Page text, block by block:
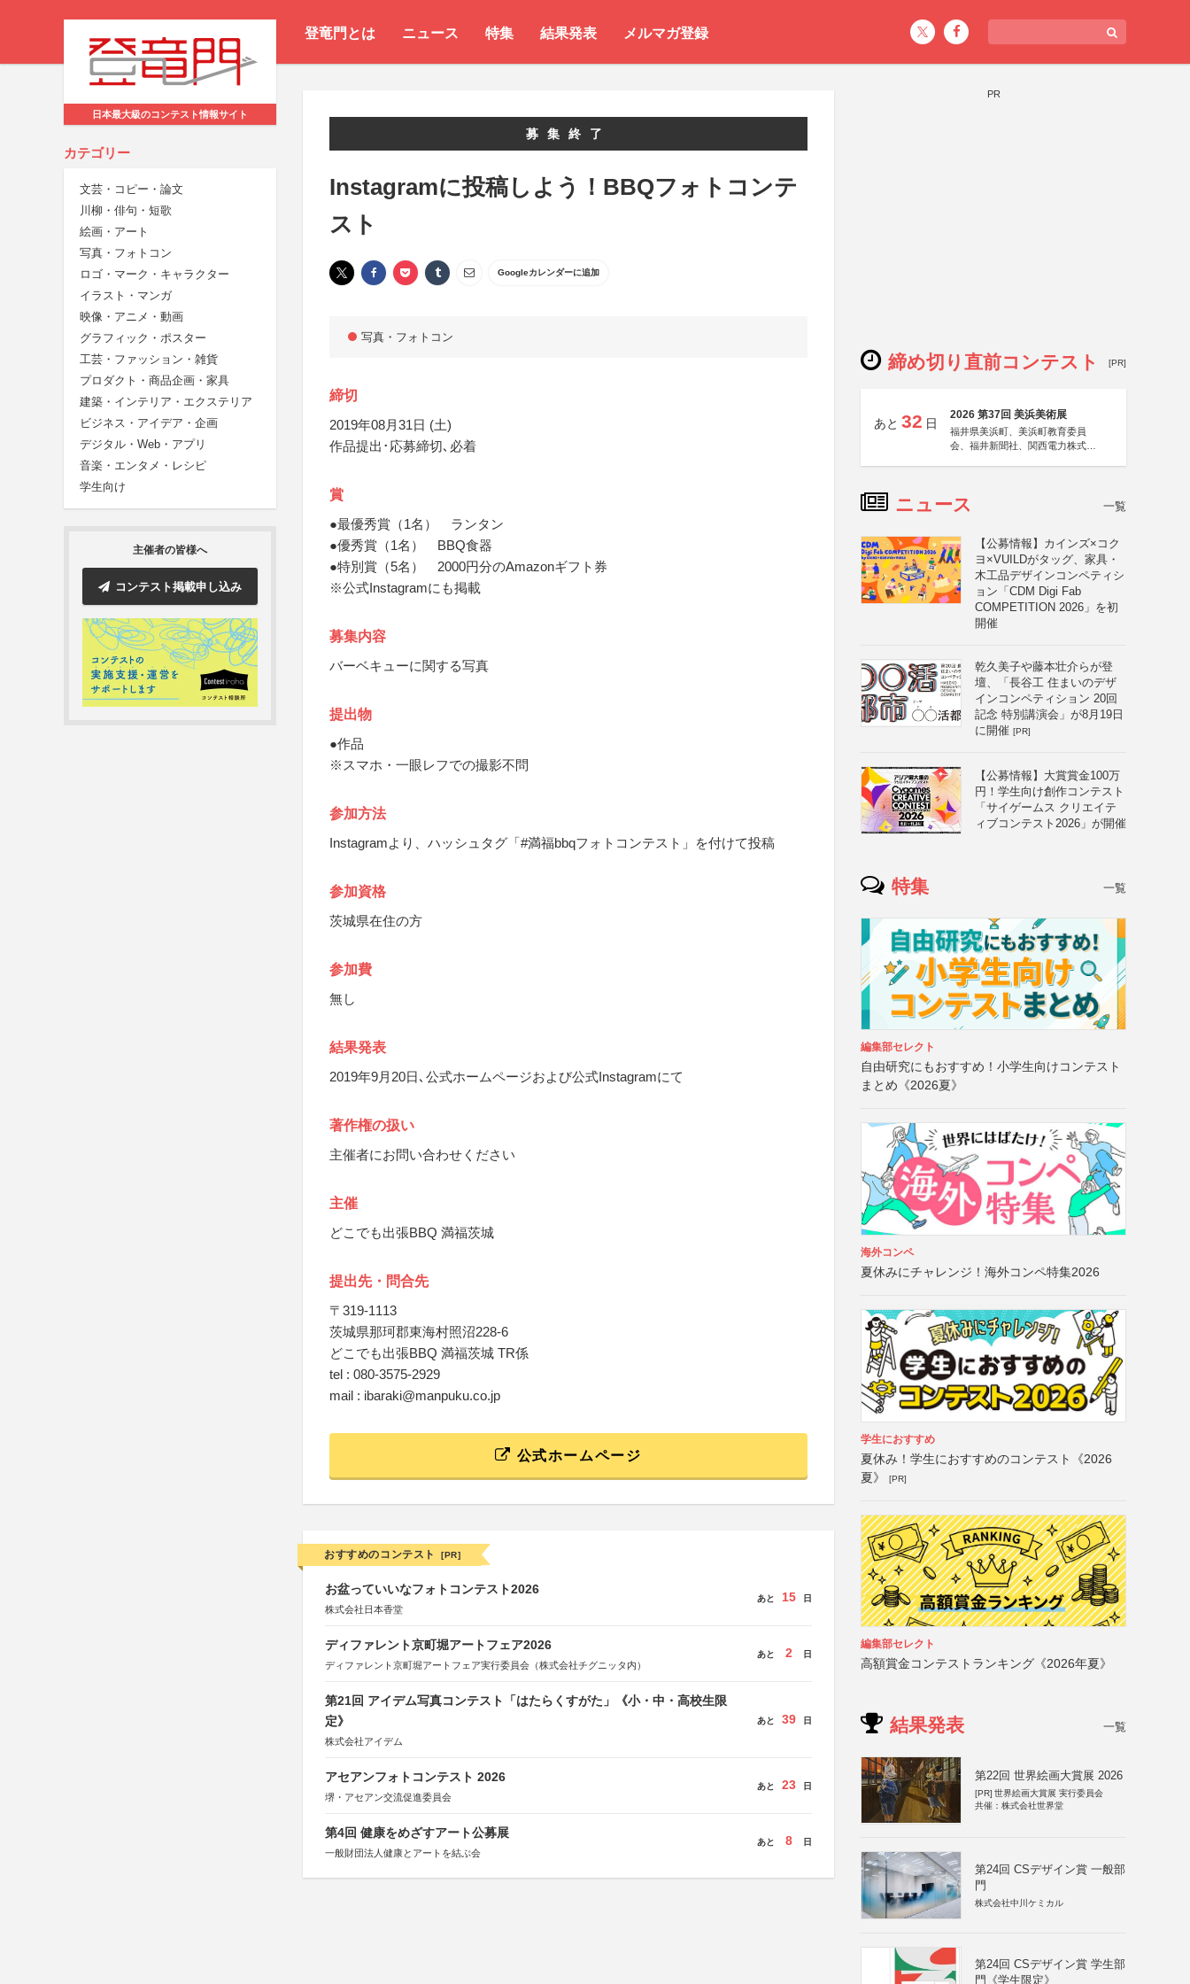
登竜門とは ニュース 特集 結果発表 メルマガ登録
日本最大級のコンテスト情報サイト
カテゴリー
文芸・コピー・論文
川柳・俳句・短歌
絵画・アート
写真・フォトコン
ロゴ・マーク・キャラクター
イラスト・マンガ
映像・アニメ・動画
グラフィック・ポスター
工芸・ファッション・雑貨
プロダクト・商品企画・家具
建築・インテリア・エクステリア
ビジネス・アイデア・企画
デジタル・Web・アプリ
音楽・エンタメ・レシピ
学生向け
主催者の皆様へ
コンテスト掲載申し込み
募集終了
Instagramに投稿しよう！BBQフォトコンテ
スト
Googleカレンダーに追加
写真・フォトコン
締切
2019年08月31日 (土)
作品提出･応募締切､必着
賞
●最優秀賞（1名） ランタン
●優秀賞（1名） BBQ食器
●特別賞（5名） 2000円分のAmazonギフト券
※公式Instagramにも掲載
募集内容
バーベキューに関する写真
提出物
●作品
※スマホ・一眼レフでの撮影不問
参加方法
Instagramより、ハッシュタグ「#満福bbqフォトコンテスト」を付けて投稿
参加資格
茨城県在住の方
参加費
無し
結果発表
2019年9月20日､公式ホームページおよび公式Instagramにて
著作権の扱い
主催者にお問い合わせください
主催
どこでも出張BBQ 満福茨城
提出先・問合先
〒319-1113
茨城県那珂郡東海村照沼228-6
どこでも出張BBQ 満福茨城 TR係
tel : 080-3575-2929
mail : ibaraki@manpuku.co.jp
公式ホームページ
おすすめのコンテスト [PR]
お盆っていいなフォトコンテスト2026
株式会社日本香堂
あと 15 日
ディファレント京町堀アートフェア2026
ディファレント京町堀アートフェア実行委員会（株式会社チグニッタ内）
あと 2 日
第21回 アイデム写真コンテスト「はたらくすがた」《小・中・高校生限
定》
株式会社アイデム
あと 39 日
アセアンフォトコンテスト 2026
堺・アセアン交流促進委員会
あと 23 日
第4回 健康をめざすアート公募展
一般財団法人健康とアートを結ぶ会
あと 8 日
PR
締め切り直前コンテスト [PR]
あと 32 日
2026 第37回 美浜美術展
福井県美浜町、美浜町教育委員
会、福井新聞社、関西電力株式会
ニュース 一覧
【公募情報】カインズ×コク
ヨ×VUILDがタッグ、家具・
木工品デザインコンペティシ
ョン「CDM Digi Fab
COMPETITION 2026」を初
開催
乾久美子や藤本壮介らが登
壇、「長谷工 住まいのデザ
インコンペティション 20回
記念 特別講演会」が8月19日
に開催 [PR]
【公募情報】大賞賞金100万
円！学生向け創作コンテスト
「サイゲームス クリエイテ
ィブコンテスト2026」が開催
特集 一覧
編集部セレクト
自由研究にもおすすめ！小学生向けコンテスト
まとめ《2026夏》
海外コンペ
夏休みにチャレンジ！海外コンペ特集2026
学生におすすめ
夏休み！学生におすすめのコンテスト《2026
夏》
[PR]
編集部セレクト
高額賞金コンテストランキング《2026年夏》
結果発表 一覧
第22回 世界絵画大賞展 2026
[PR] 世界絵画大賞展 実行委員会
共催：株式会社世界堂
第24回 CSデザイン賞 一般部
門
株式会社中川ケミカル
第24回 CSデザイン賞 学生部
門《学生限定》